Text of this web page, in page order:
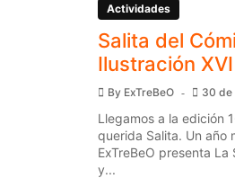
Actividades
Salita del
Ilustración XVI
By ExTreBeO 30 de
Llegamos a la edición
querida Salita. Un año
ExTreBeO presenta La
y...